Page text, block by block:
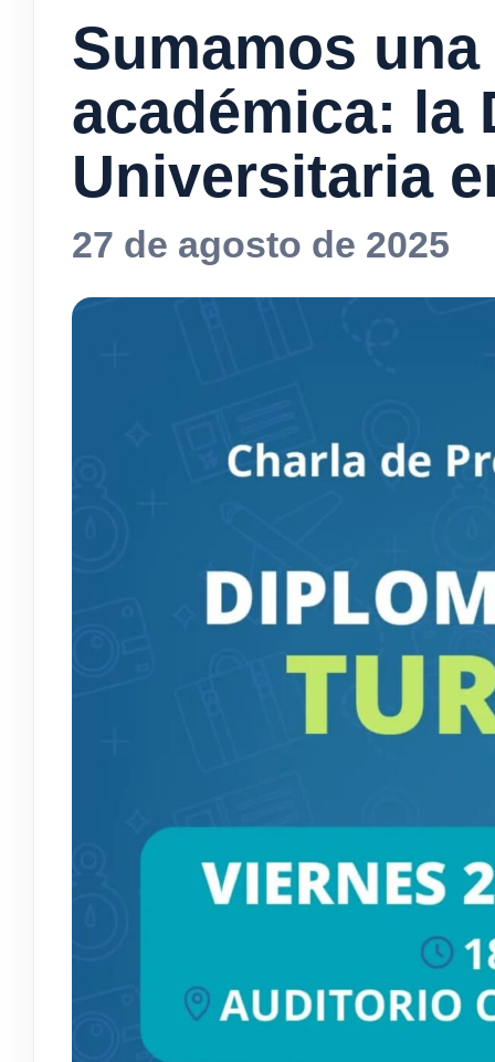
Sumamos
académica: la
Universitaria
27 de agosto de 2025